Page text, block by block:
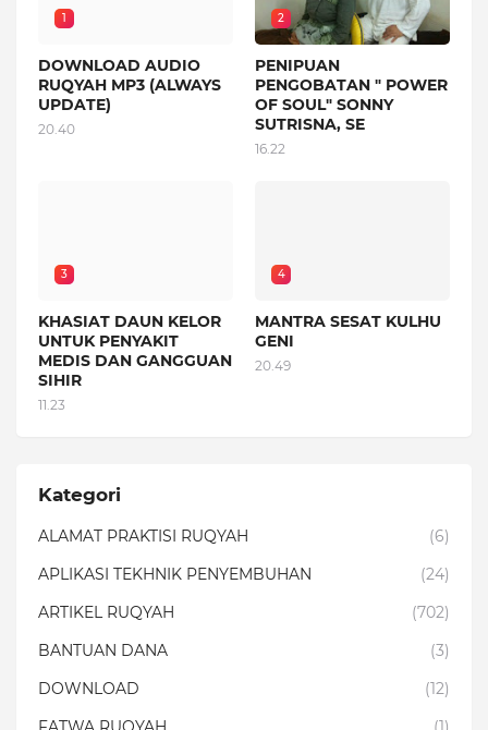
1
DOWNLOAD AUDIO
RUQYAH MP3 (ALWAYS
UPDATE)
20.40
2
PENIPUAN
PENGOBATAN " POWER
OF SOUL" SONNY
SUTRISNA, SE
16.22
3
KHASIAT DAUN KELOR
UNTUK PENYAKIT
MEDIS DAN GANGGUAN
SIHIR
11.23
4
MANTRA SESAT KULHU
GENI
20.49
Kategori
ALAMAT PRAKTISI RUQYAH
(6)
APLIKASI TEKHNIK PENYEMBUHAN
(24)
ARTIKEL RUQYAH
(702)
BANTUAN DANA
(3)
DOWNLOAD
(12)